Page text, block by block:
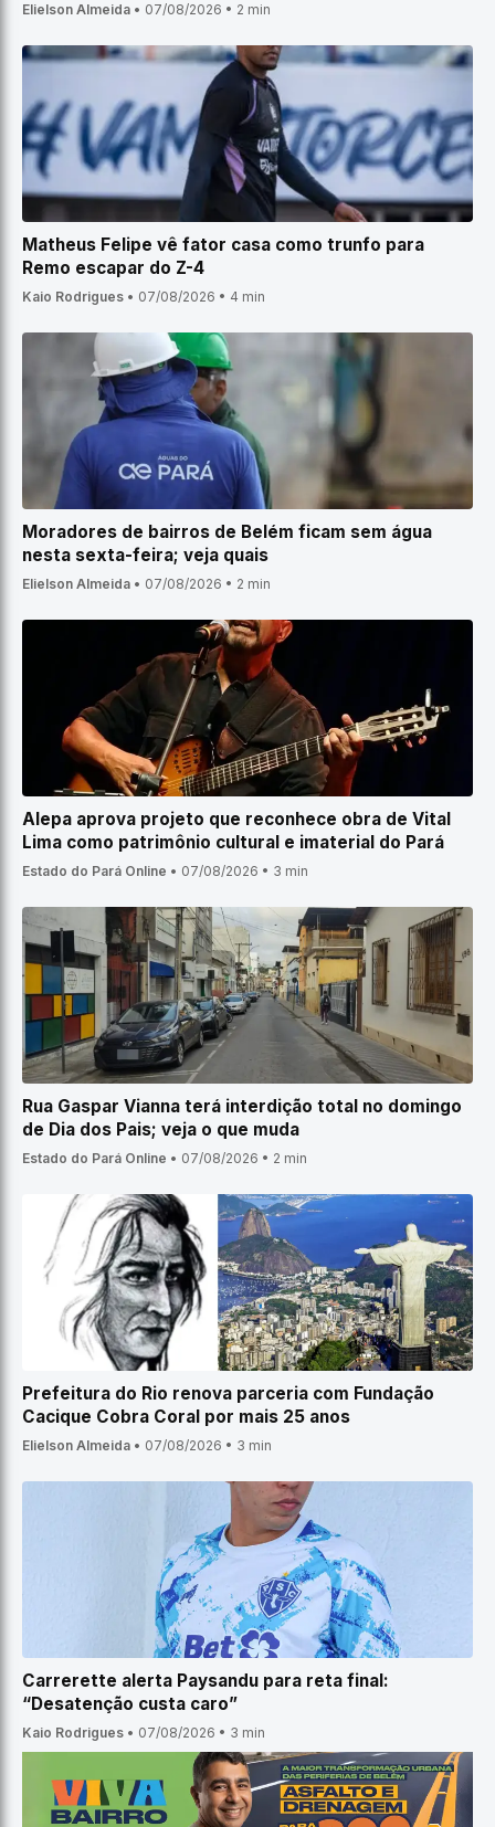
Elielson Almeida • 07/08/2026 • 2 min
Matheus Felipe vê fator casa como trunfo para
Remo escapar do Z-4
Kaio Rodrigues • 07/08/2026 • 4 min
Moradores de bairros de Belém ficam sem água
nesta sexta-feira; veja quais
Elielson Almeida • 07/08/2026 • 2 min
Alepa aprova projeto que reconhece obra de Vital
Lima como patrimônio cultural e imaterial do Pará
Estado do Pará Online • 07/08/2026 • 3 min
Rua Gaspar Vianna terá interdição total no domingo
de Dia dos Pais; veja o que muda
Estado do Pará Online • 07/08/2026 • 2 min
Prefeitura do Rio renova parceria com Fundação
Cacique Cobra Coral por mais 25 anos
Elielson Almeida • 07/08/2026 • 3 min
Carrerette alerta Paysandu para reta final:
“Desatenção custa caro”
Kaio Rodrigues • 07/08/2026 • 3 min